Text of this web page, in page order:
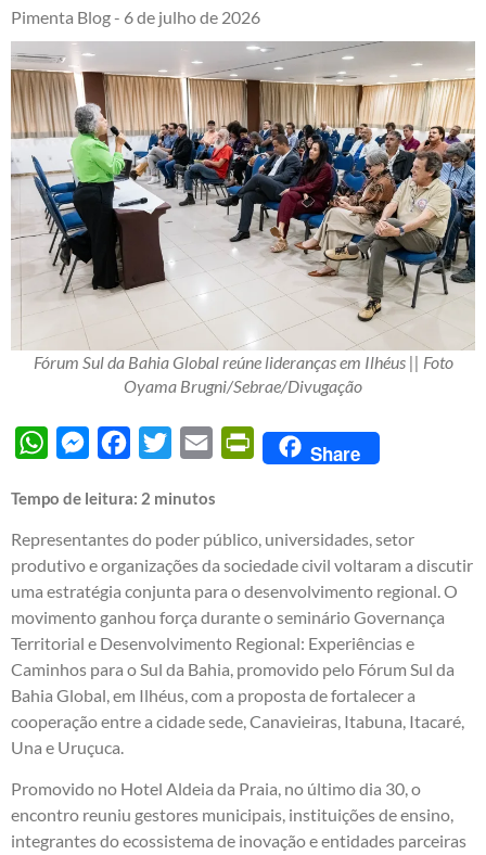
Pimenta Blog - 6 de julho de 2026
Fórum Sul da Bahia Global reúne lideranças em Ilhéus || Foto
Oyama Brugni/Sebrae/Divugação
WhatsAppMessengerFacebook
Twitter Email PrintFriendly
Share
Tempo de leitura: 2 minutos
Representantes do poder público, universidades, setor
produtivo e organizações da sociedade civil voltaram a discutir
uma estratégia conjunta para o desenvolvimento regional. O
movimento ganhou força durante o seminário Governança
Territorial e Desenvolvimento Regional: Experiências e
Caminhos para o Sul da Bahia, promovido pelo Fórum Sul da
Bahia Global, em Ilhéus, com a proposta de fortalecer a
cooperação entre a cidade sede, Canavieiras, Itabuna, Itacaré,
Una e Uruçuca.
Promovido no Hotel Aldeia da Praia, no último dia 30, o
encontro reuniu gestores municipais, instituições de ensino,
integrantes do ecossistema de inovação e entidades parceiras